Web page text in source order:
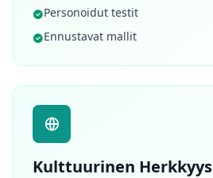
Personoidut testit
Ennustavat mallit
Kulttuurinen Herkkyys